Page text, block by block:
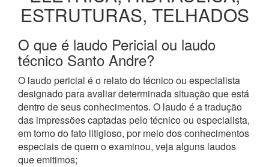
ESTRUTURAS, TELHADOS
O que é laudo Pericial ou laudo
técnico Santo Andre?
O laudo pericial é o relato do técnico ou especialista
designado para avaliar determinada situação que está
dentro de seus conhecimentos. O laudo é a tradução
das impressões captadas pelo técnico ou especialista,
em torno do fato litigioso, por meio dos conhecimentos
especiais de quem o examinou, veja alguns laudos
que emitimos;